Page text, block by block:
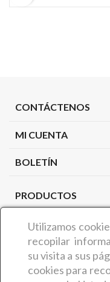
CONTÁCTENOS
MI CUENTA
BOLETÍN
PRODUCTOS
NUESTRA EMPRESA
Utilizamos
recopilar
su visita a sus
cookies para